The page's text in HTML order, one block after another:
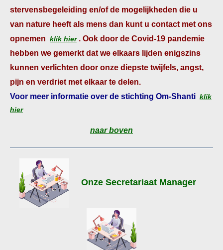
stervensbegeleiding en/of de mogelijkheden die u
van nature heeft als mens dan kunt u contact met ons
opnemen klik hier. Ook door de Covid-19 pandemie
hebben we gemerkt dat we elkaars lijden enigszins
kunnen verlichten door onze diepste twijfels, angst,
pijn en verdriet met elkaar te delen.
Voor meer informatie over de stichting Om-Shanti klik
hier
naar boven
Onze Secretariaat Manager